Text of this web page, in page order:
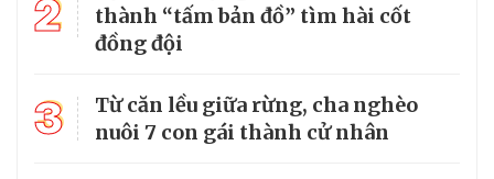
2
thành “tấm bản đồ” tìm hài cốt
đồng đội
3
Từ căn lều giữa rừng, cha nghèo
nuôi 7 con gái thành cử nhân